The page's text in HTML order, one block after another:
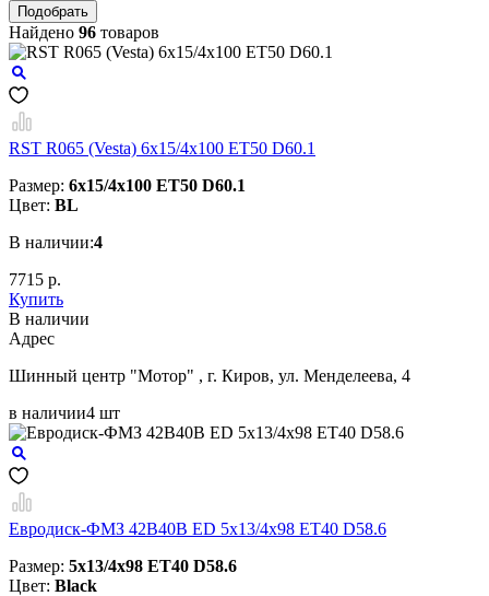
Найдено 96 товаров
RST R065 (Vesta) 6x15/4x100 ET50 D60.1
Размер: 6x15/4x100 ET50 D60.1
Цвет: BL
В наличии:4
7715 р.
Купить
В наличии
Aдрес
Шинный центр "Мотор" , г. Киров, ул. Менделеева, 4
в наличии4 шт
Евродиск-ФМЗ 42B40B ED 5x13/4x98 ЕТ40 D58.6
Размер: 5x13/4x98 ЕТ40 D58.6
Цвет: Black